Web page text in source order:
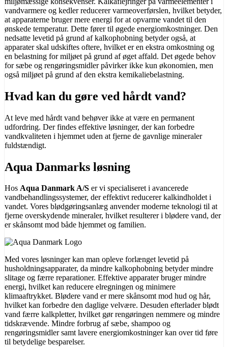
vandvarmere og kedler reducerer varmeoverførslen, hvilket betyder,
at apparaterne bruger mere energi for at opvarme vandet til den
ønskede temperatur. Dette fører til øgede energiomkostninger. Den
nedsatte levetid på grund af kalkophobning betyder også, at
apparater skal udskiftes oftere, hvilket er en ekstra omkostning og
en belastning for miljøet på grund af øget affald. Det øgede behov
for sæbe og rengøringsmidler påvirker ikke kun økonomien, men
også miljøet på grund af den ekstra kemikaliebelastning.
Hvad kan du gøre ved hårdt vand?
At leve med hårdt vand behøver ikke at være en permanent
udfordring. Der findes effektive løsninger, der kan forbedre
vandkvaliteten i hjemmet uden at fjerne de gavnlige mineraler
fuldstændigt.
Aqua Danmarks løsning
Hos Aqua Danmark A/S er vi specialiseret i avancerede
vandbehandlingssystemer, der effektivt reducerer kalkindholdet i
vandet. Vores blødgøringsanlæg anvender moderne teknologi til at
fjerne overskydende mineraler, hvilket resulterer i blødere vand, der
er skånsomt mod både hjemmet og familien.
Med vores løsninger kan man opleve forlænget levetid på
husholdningsapparater, da mindre kalkophobning betyder mindre
slitage og færre reparationer. Effektive apparater bruger mindre
energi, hvilket kan reducere elregningen og minimere
klimaaftrykket. Blødere vand er mere skånsomt mod hud og hår,
hvilket kan forbedre den daglige velvære. Desuden efterlader blødt
vand færre kalkpletter, hvilket gør rengøringen nemmere og mindre
tidskrævende. Mindre forbrug af sæbe, shampoo og
rengøringsmidler samt lavere energiomkostninger kan over tid føre
til betydelige besparelser.